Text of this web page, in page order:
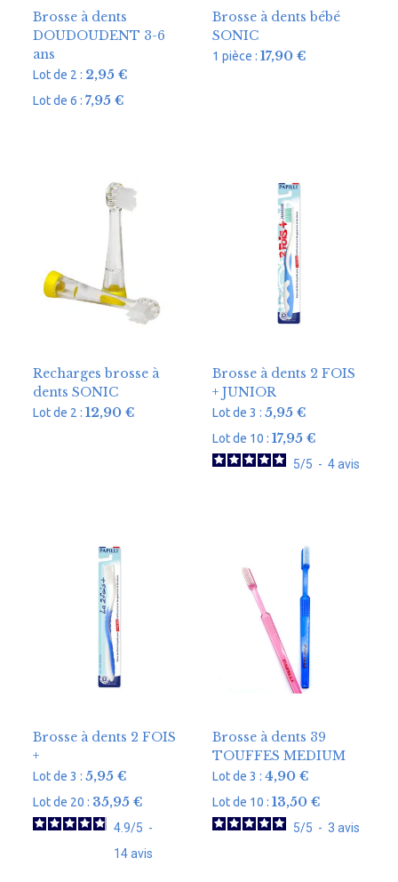
Brosse à dents
DOUDOUDENT 3-6
ans
Lot de 2 : 2,95€
Lot de 6 :7,95€
Brosse à dents bébé
SONIC
1 pièce : 17,90 €
Recharges brosse à
dents SONIC
Lot de 2 :12,90€
Brosse à dents 2 FOIS
+ JUNIOR
Lot de 3 : 5,95 €
Lot de 10 : 17,95 €
5/5 - 4avis
Brosse à dents 2 FOIS
+
Lot de 3 :5,95€
Lot de 20 : 35,95€
4.9/5 -
14avis
Brosse à dents 39
TOUFFES MEDIUM
Lot de 3 : 4,90 €
Lot de 10 : 13,50 €
5/5 - 3 avis